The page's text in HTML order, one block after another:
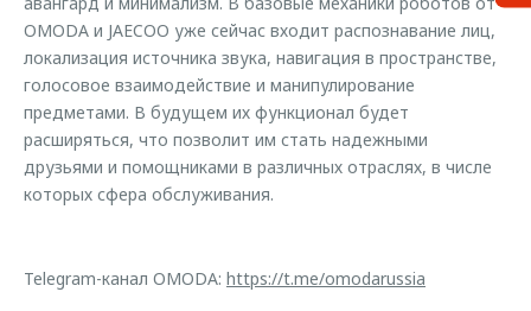
OMODA и JAECOO уже сейчас входит распознавание лиц,
локализация источника звука, навигация в пространстве,
голосовое взаимодействие и манипулирование
предметами. В будущем их функционал будет
расширяться, что позволит им стать надежными
друзьями и помощниками в различных отраслях, в числе
которых сфера обслуживания.
Telegram-канал OMODA: https://t.me/omodarussia